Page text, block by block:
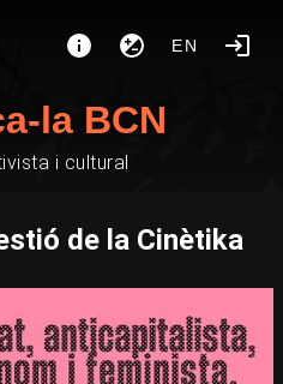
EN
la BCN
i cultural
de la Cinètika